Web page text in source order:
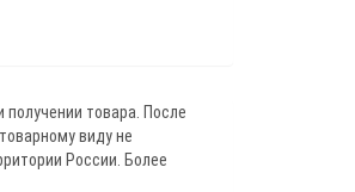
товара. После
виду не
России. Более